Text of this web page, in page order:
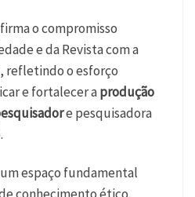
o compromisso
e da Revista com a
refletindo o esforço
e fortalecer aprodução
e pesquisadora
espaço fundamental